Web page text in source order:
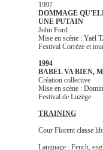
1997
DOMMAGE
UNE PUTAIN
John Ford
Mise en scène : Yaël
Festival Corrèze et
1994
BABEL VA BIEN,
Création collective
Mise en scène :
Festival de Luzège
TRAINING
Cour Florent classe
Language : Fench,